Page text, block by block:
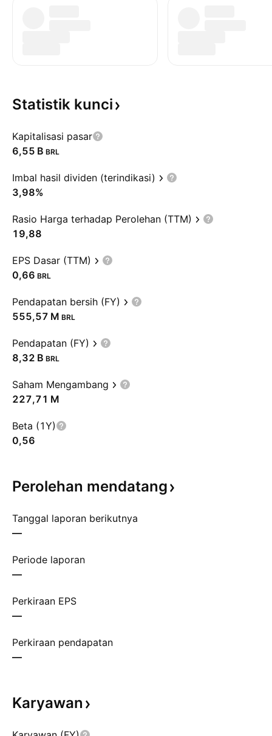
Statistik kunci
Kapitalisasi pasar
‪6,55 B‬ BRL
Imbal hasil dividen (terindikasi)
3,98%
Rasio Harga terhadap Perolehan (TTM)
19,88
EPS Dasar (TTM)
0,66 BRL
Pendapatan bersih (FY)
‪555,57 M‬ BRL
Pendapatan (FY)
‪8,32 B‬ BRL
Saham Mengambang
‪227,71 M‬
Beta (1Y)
0,56
Perolehan mendatang
Tanggal laporan berikutnya
—
Periode laporan
—
Perkiraan EPS
—
Perkiraan pendapatan
—
Karyawan